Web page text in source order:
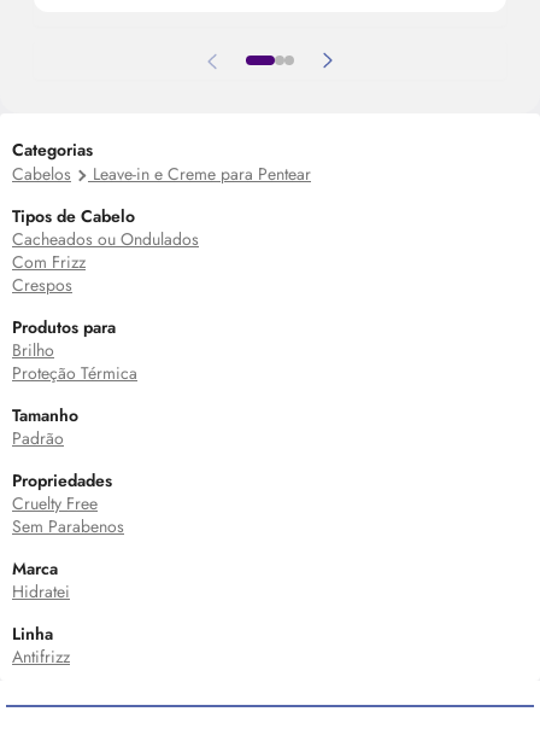
Categorias
Cabelos
Leave-in e Creme para Pentear
Tipos de Cabelo
Cacheados ou Ondulados
Com Frizz
Crespos
Produtos para
Brilho
Proteção Térmica
Tamanho
Padrão
Propriedades
Cruelty Free
Sem Parabenos
Marca
Hidratei
Linha
Antifrizz